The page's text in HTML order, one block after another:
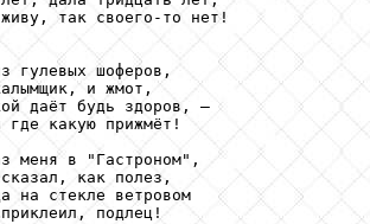
так своего-то нет!
гулевых шоферов,
и жмот,
даёт будь здоров, —
какую прижмёт!
меня в "Гастроном",
как полез,
на стекле ветровом
подлец!